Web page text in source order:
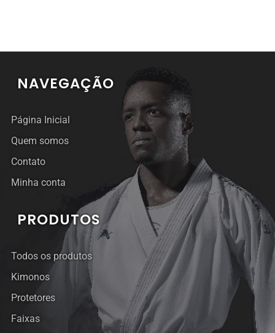
NAVEGAÇÃO
Página Inicial
Quem somos
Contato
Minha conta
PRODUTOS
Todos os produtos
Kimonos
Protetores
Faixas